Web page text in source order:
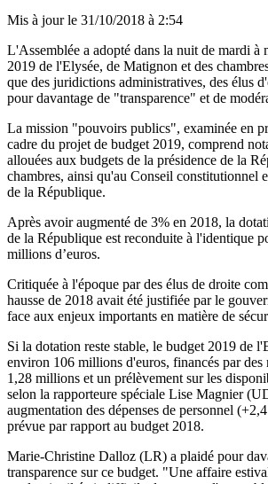
Mis à jour le 31/10/2018 à 2:54
L'Assemblée a adopté dans la nuit de mardi à
2019 de l'Elysée, de Matignon et des
que des juridictions administratives, des élus
pour davantage de "transparence" et de
La mission "pouvoirs publics", examinée en
cadre du projet de budget 2019, comprend
allouées aux budgets de la présidence de la
chambres, ainsi qu'au Conseil constitutionnel
de la République.
Après avoir augmenté de 3% en 2018, la
de la République est reconduite à l'identique
millions d’euros.
Critiquée à l'époque par des élus de droite
hausse de 2018 avait été justifiée par le
face aux enjeux importants en matière de
Si la dotation reste stable, le budget 2019 de
environ 106 millions d'euros, financés par des
1,28 millions et un prélèvement sur les
selon la rapporteure spéciale Lise Magnier
augmentation des dépenses de personnel
prévue par rapport au budget 2018.
Marie-Christine Dalloz (LR) a plaidé pour
transparence sur ce budget. "Une affaire